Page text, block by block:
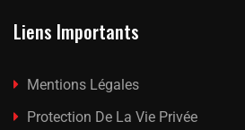
Liens Importants
Mentions Légales
Protection De La Vie Privée